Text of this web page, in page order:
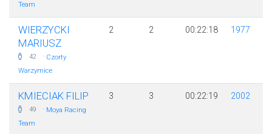
Team
WIERZYCKI
MARIUSZ
42 · Czorty
Warzymice
2 2 00:22:18 1977
KMIECIAK FILIP
49 · Moya Racing
Team
3 3 00:22:19 2002